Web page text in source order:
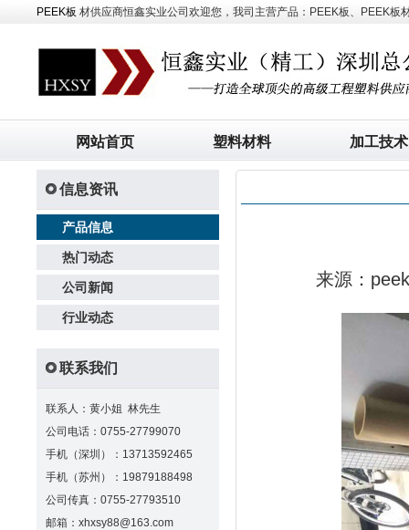
PEEK板 材供应商恒鑫实业公司欢迎您，我司主营产品：PEEK板、PEEK板
网站首页 塑料材料 加工技术
信息资讯
产品信息
热门动态
公司新闻
行业动态
联系我们
联系人：黄小姐 林先生
公司电话：0755-27799070
手机（深圳）：13713592465
手机（苏州）：19879188498
公司传真：0755-27793510
邮箱：xhxsy88@163.com
来源：